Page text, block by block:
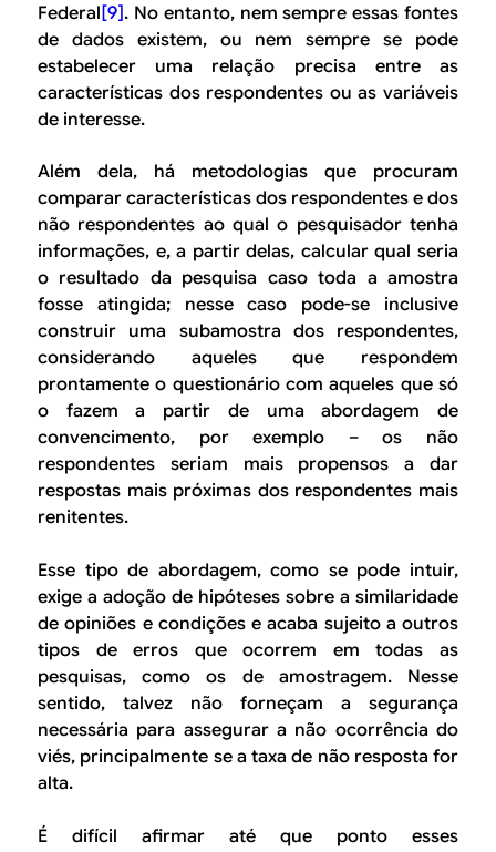
Federal[9]. No entanto, nem sempre essas fontes
de dados existem, ou nem sempre se pode
estabelecer uma relação precisa entre as
características dos respondentes ou as variáveis
de interesse.
Além dela, há metodologias que procuram
comparar características dos respondentes e dos
não respondentes ao qual o pesquisador tenha
informações, e, a partir delas, calcular qual seria
o resultado da pesquisa caso toda a amostra
fosse atingida; nesse caso pode-se inclusive
construir uma subamostra dos respondentes,
considerando aqueles que respondem
prontamente o questionário com aqueles que só
o fazem a partir de uma abordagem de
convencimento, por exemplo – os não
respondentes seriam mais propensos a dar
respostas mais próximas dos respondentes mais
renitentes.
Esse tipo de abordagem, como se pode intuir,
exige a adoção de hipóteses sobre a similaridade
de opiniões e condições e acaba sujeito a outros
tipos de erros que ocorrem em todas as
pesquisas, como os de amostragem. Nesse
sentido, talvez não forneçam a segurança
necessária para assegurar a não ocorrência do
viés, principalmente se a taxa de não resposta for
alta.
É difícil afirmar até que ponto esses